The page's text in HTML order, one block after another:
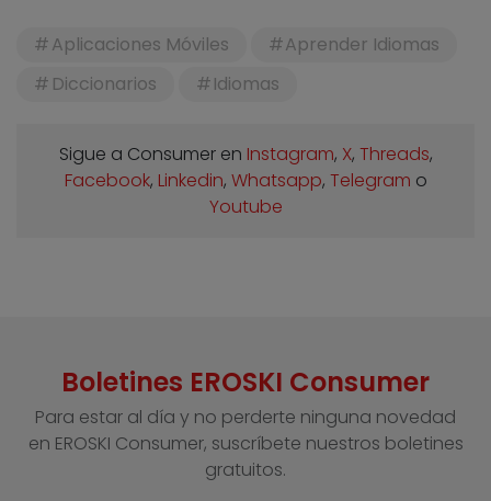
Aplicaciones Móviles
Aprender Idiomas
Diccionarios
Idiomas
Sigue a Consumer en Instagram, X, Threads,
Facebook, Linkedin, Whatsapp, Telegram o
Youtube
Boletines EROSKI Consumer
Para estar al día y no perderte ninguna novedad
en EROSKI Consumer, suscríbete nuestros boletines
gratuitos.